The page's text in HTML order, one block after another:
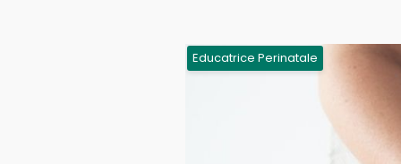
Educatrice Perinatale